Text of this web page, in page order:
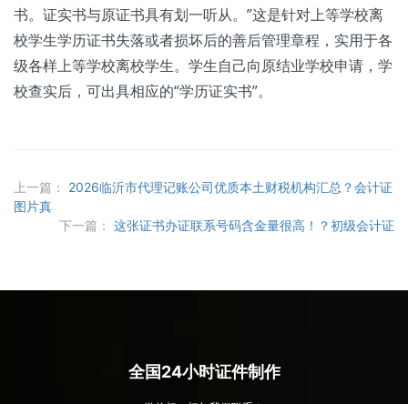
书。证实书与原证书具有划一听从。”这是针对上等学校离
校学生学历证书失落或者损坏后的善后管理章程，实用于各
级各样上等学校离校学生。学生自己向原结业学校申请，学
校查实后，可出具相应的“学历证实书”。
上一篇：
2026临沂市代理记账公司优质本土财税机构汇总？会计证
图片真
下一篇： 这张证书办证联系号码含金量很高！？初级会计证
全国24小时证件制作